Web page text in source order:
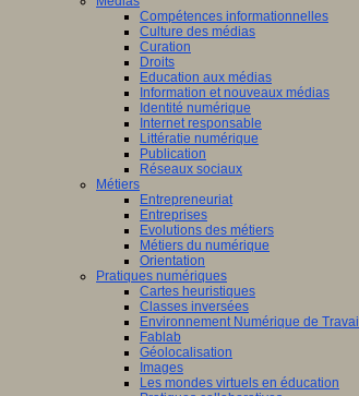
Compétences informationnelles
Culture des médias
Curation
Droits
Education aux médias
Information et nouveaux médias
Identité numérique
Internet responsable
Littératie numérique
Publication
Réseaux sociaux
Métiers
Entrepreneuriat
Entreprises
Evolutions des métiers
Métiers du numérique
Orientation
Pratiques numériques
Cartes heuristiques
Classes inversées
Environnement Numérique de Travail
Fablab
Géolocalisation
Images
Les mondes virtuels en éducation